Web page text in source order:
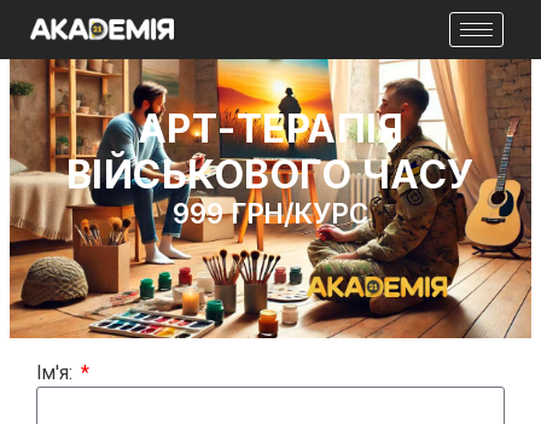
АРТ-ТЕРАПІЯ
ВІЙСЬКОВОГО ЧАСУ
999 ГРН/кУРС
Ім'я: